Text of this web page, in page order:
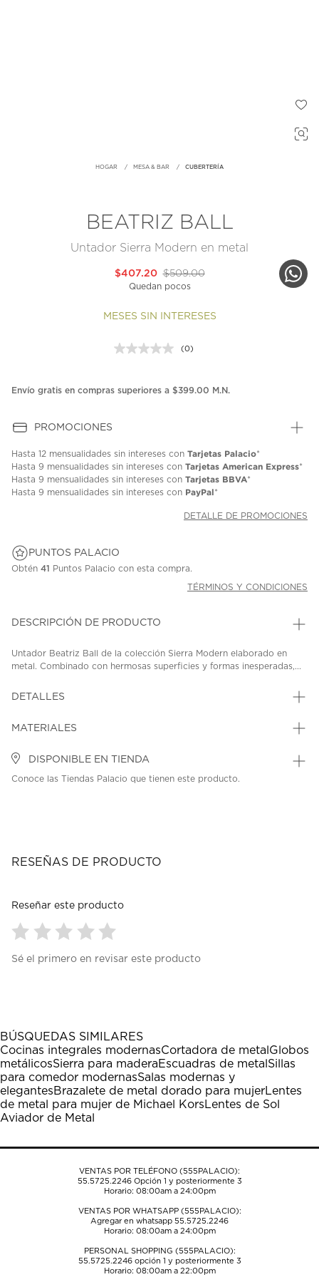
HOGAR MESA & BAR CUBERTERÍA
BEATRIZ BALL
Untador Sierra Modern en metal
$509.00
$407.20
Quedan pocos
MESES SIN INTERESES
Sin
en
(0)
Envío gratis en compras superiores a $399.00 M.N.
PROMOCIONES
Hasta 12 mensualidades sin intereses con Tarjetas Palacio*
Hasta 9 mensualidades sin intereses con Tarjetas American Express*
Hasta 9 mensualidades sin intereses con Tarjetas BBVA*
Hasta 9 mensualidades sin intereses con PayPal*
DETALLE DE PROMOCIONES
PUNTOS PALACIO
Obtén 41 Puntos Palacio con esta compra.
TÉRMINOS Y CONDICIONES
DESCRIPCIÓN DE PRODUCTO
Untador Beatriz Ball de la colección Sierra Modern elaborado en
metal. Combinado con hermosas superficies y formas inesperadas,...
DETALLES
MATERIALES
DISPONIBLE EN TIENDA
Conoce las Tiendas Palacio que tienen este producto.
RESEÑAS DE PRODUCTO
Reseñar este producto
para
1
estrella
Esta
acción
abrirá
el
formulario
de
para
estrellas.
Esta
acción
abrirá
el
formulario
de
para
estrellas.
Esta
acción
abrirá
el
formulario
de
para
estrellas.
Esta
acción
abrirá
el
formulario
de
para
estrellas.
Esta
acción
abrirá
el
formulario
Sé el primero en revisar este producto
BÚSQUEDAS SIMILARES
Cocinas integrales modernasCortadora de metal Globos
metálicosSierra para maderaEscuadras de metal Sillas
para comedor modernasSalas modernas y
elegantesBrazalete de metal dorado para mujerLentes
de metal para mujer de Michael Kors Lentes de Sol
Aviador de Metal
VENTAS POR TELÉFONO (555PALACIO):
55.5725.2246Opción 1 y posteriormente 3
Horario: 08:00am a 24:00pm
VENTAS POR WHATSAPP (555PALACIO):
Agregar en whatsapp 55.5725.2246
Horario: 08:00am a 24:00pm
PERSONAL SHOPPING (555PALACIO):
55.5725.2246opción 1 y posteriormente 3
Horario: 08:00am a 22:00pm